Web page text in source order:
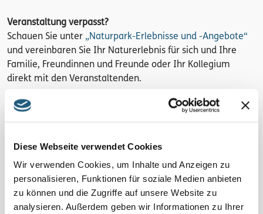
Diese Webseite verwendet Cookies
Wir verwenden Cookies, um Inhalte und Anzeigen zu
personalisieren, Funktionen für soziale Medien anbieten
zu können und die Zugriffe auf unsere Website zu
analysieren. Außerdem geben wir Informationen zu Ihrer
Veranstaltung verpasst?
Schauen Sie unter „Naturpark-Erlebnisse und -Angebote“
und vereinbaren Sie Ihr Naturerlebnis für sich und Ihre
Familie, Freundinnen und Freunde oder Ihr Kollegium
direkt mit den Veranstaltenden.
Kosten pro Person
kostenfrei
Anmeldung